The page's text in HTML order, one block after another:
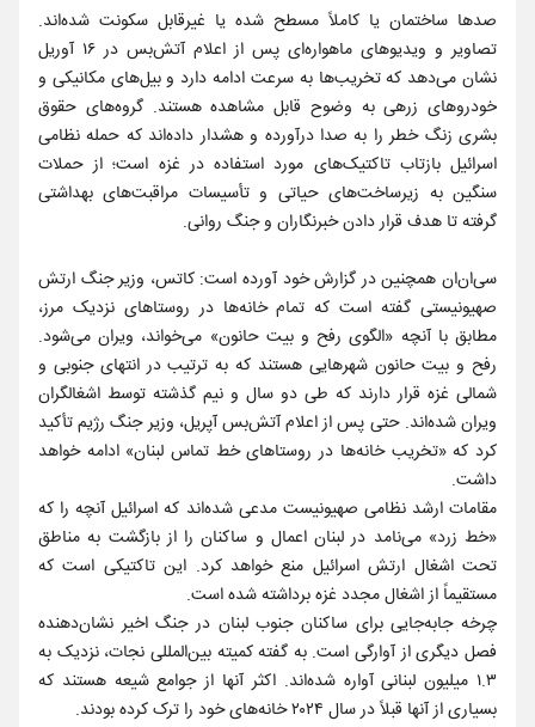
صدها ساختمان یا کاملاً مسطح شده یا غیرقابل سکونت شد‌ه‌اند.
تصاویر و ویدیوهای ماهواره‌ای پس از اعلام آتش‌بس در ۱۶ آوریل
نشان می‌دهد که تخریب‌ها به سرعت ادامه دارد و بیل‌های مکانیکی و
خودروهای زرهی به وضوح قابل مشاهده هستند. گروه‌های حقوق
بشری زنگ خطر را به صدا درآورده‌ و هشدار داده‌اند که حمله نظامی
اسرائیل بازتاب تاکتیک‌های مورد استفاده در غزه است؛ از حملات
سنگین به زیرساخت‌های حیاتی و تأسیسات مراقبت‌های بهداشتی
گرفته تا هدف قرار دادن خبرنگاران و جنگ روانی.
سی‌ان‌ان همچنین در گزارش خود آورده است: کاتس، وزیر جنگ ارتش
صهیونیستی گفته است که تمام خانه‌ها در روستاهای نزدیک مرز،
مطابق با آنچه «الگوی رفح و بیت حانون» می‌خواند، ویران می‌شود.
رفح و بیت حانون شهرهایی هستند که به ترتیب در انتهای جنوبی و
شمالی غزه قرار دارند که طی دو سال و نیم گذشته توسط اشغالگران
ویران شده‌اند. حتی پس از اعلام آتش‌بس آپریل، وزیر جنگ رژیم تأکید
کرد که «تخریب خانه‌ها در روستاهای خط تماس لبنان» ادامه خواهد
داشت.
مقامات ارشد نظامی صهیونیست مدعی شده‌اند که اسرائیل آنچه را که
«خط زرد» می‌نامد در لبنان اعمال و ساکنان را از بازگشت به مناطق
تحت اشغال ارتش اسرائیل منع خواهد کرد. این تاکتیکی است که
مستقیماً از اشغال مجدد غزه برداشته شده است.
چرخه جابه‌جایی برای ساکنان جنوب لبنان در جنگ اخیر نشان‌دهنده
فصل دیگری از آوارگی است. به گفته کمیته بین‌المللی نجات، نزدیک به
۱.۳ میلیون لبنانی آواره شده‌اند. اکثر آنها از جوامع شیعه هستند که
بسیاری از آنها قبلاً در سال ۲۰۲۴ خانه‌های خود را ترک کرده بودند.